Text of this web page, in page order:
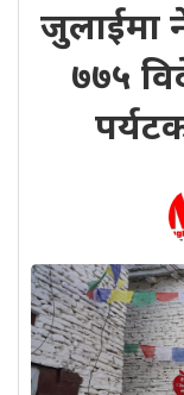
जुलाईमा
७७५